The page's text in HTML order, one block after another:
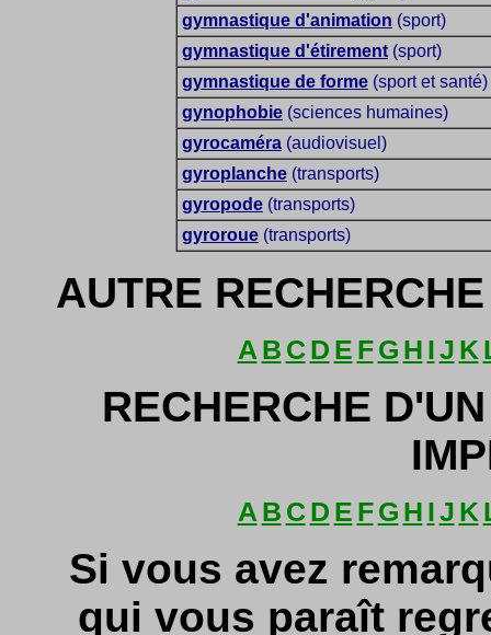
gymnastique d'animation (sport)
gymnastique d'étirement (sport)
gymnastique de forme (sport et santé)
gynophobie (sciences humaines)
gyrocaméra (audiovisuel)
gyroplanche (transports)
gyropode (transports)
gyroroue (transports)
AUTRE
A B C D E F G H IJ K
RECHERCHE
A B C D E F G H IJ K
Si vous avez
qui vous paraît